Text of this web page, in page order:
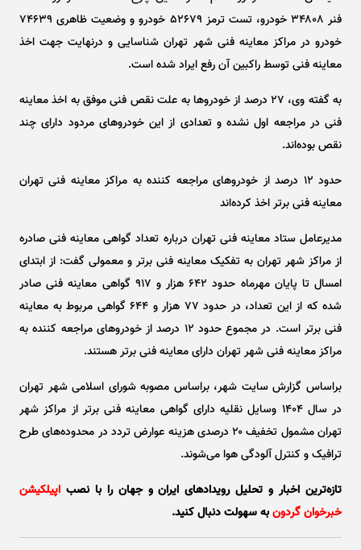
فنر ۳۴۸۰۸ خودرو، تست ترمز ۵۲۶۷۹ خودرو و وضعیت ظاهری ۷۴۶۳۹
خودرو در مراکز معاینه فنی شهر تهران شناسایی و درنهایت جهت اخذ
معاینه فنی توسط راکبین آن رفع ایراد شده است.
به گفته وی، ۲۷ درصد از خودرو‌ها به علت نقص فنی موفق به اخذ معاینه
فنی در مراجعه اول نشده و تعدادی از این خودرو‌های مردود دارای چند
نقص بوده‌اند.
حدود ۱۲ درصد از خودرو‌های مراجعه کننده به مراکز معاینه فنی تهران
معاینه فنی برتر اخذ کرده‌اند
مدیرعامل ستاد معاینه فنی تهران درباره تعداد گواهی معاینه فنی صادره
از مراکز شهر تهران به تفکیک معاینه فنی برتر و معمولی گفت: از ابتدای
امسال تا پایان مهرماه حدود ۶۴۲ هزار و ۹۱۷ گواهی معاینه فنی صادر
شده که از این تعداد، در حدود ۷۷ هزار و ۶۴۴ گواهی مربوط به معاینه
فنی برتر است. در مجموع حدود ۱۲ درصد از خودرو‌های مراجعه کننده به
مراکز معاینه فنی شهر تهران دارای معاینه فنی برتر هستند.
براساس گزارش سایت شهر، براساس مصوبه شورای اسلامی شهر تهران
در سال ۱۴۰۴ وسایل نقلیه دارای گواهی معاینه فنی برتر از مراکز شهر
تهران مشمول تخفیف ۲۰ درصدی هزینه عوارض تردد در محدوده‌های طرح
ترافیک و کنترل آلودگی هوا می‌شوند.
تازه‌ترین اخبار و تحلیل‌ رویدادهای ایران و جهان را با نصب اپیلکیشن
خبرخوان گردونبه سهولت دنبال کنید.